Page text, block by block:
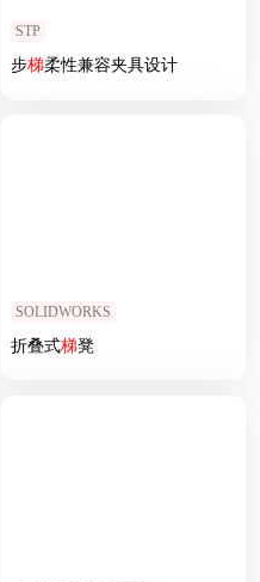
STP
步梯柔性兼容夹具设计
SOLIDWORKS
折叠式梯凳